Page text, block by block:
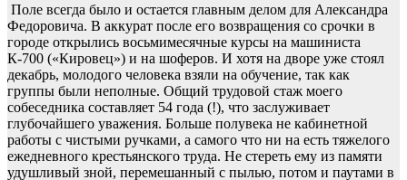
Поле всегда было и остается главным делом для Александра
Федоровича. В аккурат после его возвращения со срочки в
городе открылись восьмимесячные курсы на машиниста
К-700 («Кировец») и на шоферов. И хотя на дворе уже стоял
декабрь, молодого человека взяли на обучение, так как
группы были неполные. Общий трудовой стаж моего
собеседника составляет 54 года (!), что заслуживает
глубочайшего уважения. Больше полувека не кабинетной
работы с чистыми ручками, а самого что ни на есть тяжелого
ежедневного крестьянского труда. Не стереть ему из памяти
удушливый зной, перемешанный с пылью, потом и паутами в